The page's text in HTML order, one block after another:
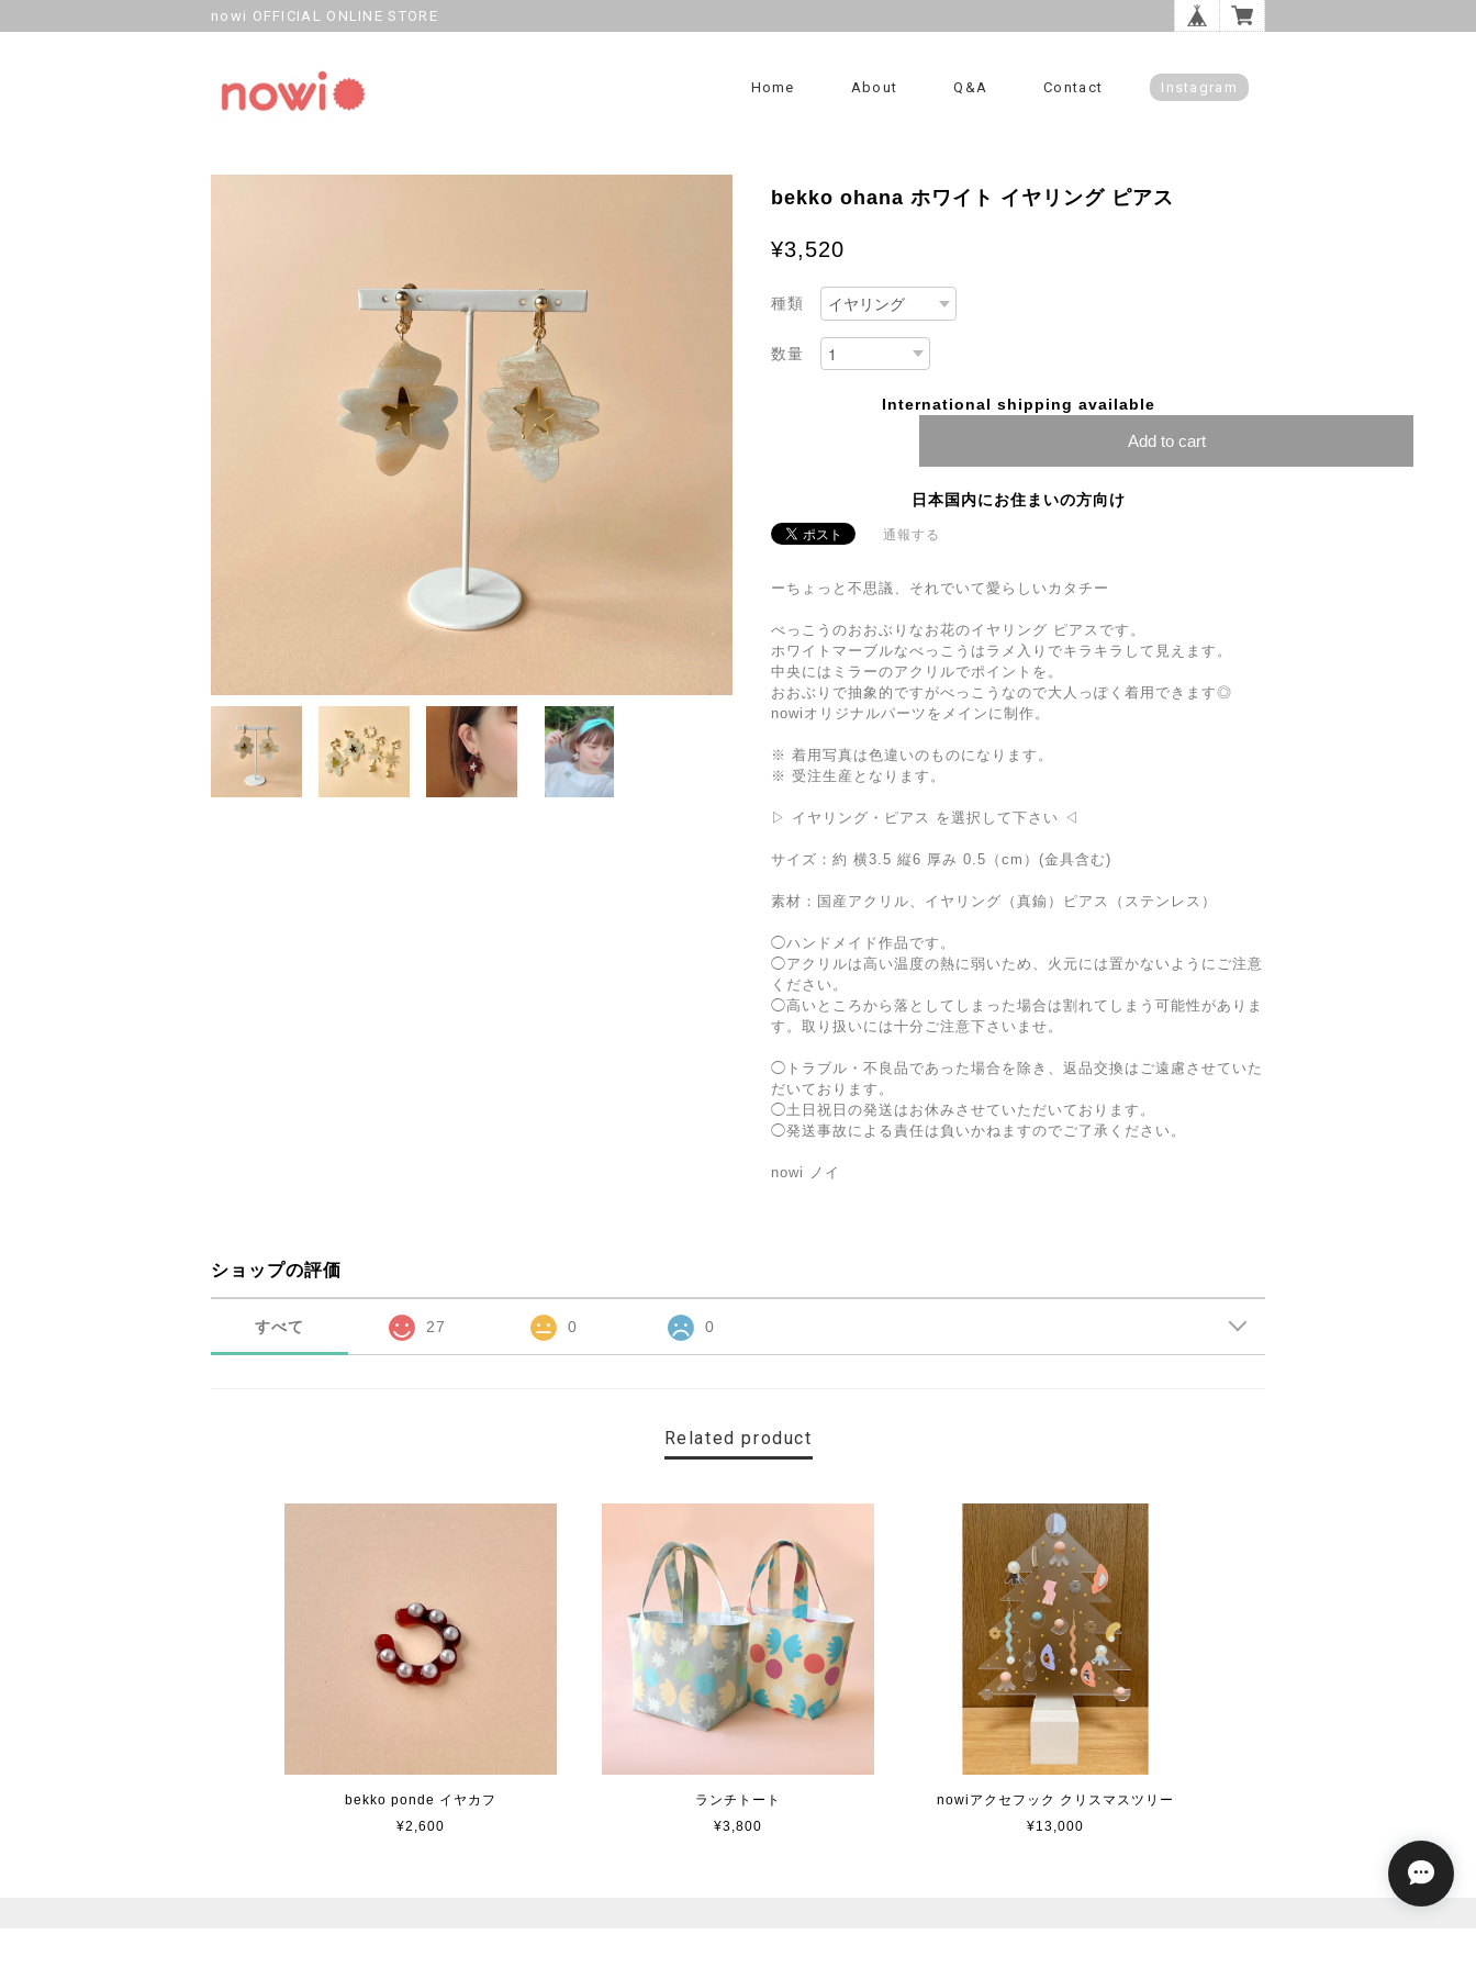
nowi OFFICIAL ONLINE STORE
Home About Q&A Contact Instagram
bekko ohana ホワイト イヤリング ピアス
¥3,520
種類
数量
International shipping available
Add to cart
日本国内にお住まいの方向け
通報する
ーちょっと不思議、それでいて愛らしいカタチー
べっこうのおおぶりなお花のイヤリング ピアスです。
ホワイトマーブルなべっこうはラメ入りでキラキラして見えます。
中央にはミラーのアクリルでポイントを。
おおぶりで抽象的ですがべっこうなので大人っぽく着用できます◎
nowiオリジナルパーツをメインに制作。
※ 着用写真は色違いのものになります。
※ 受注生産となります。
▷ イヤリング・ピアス を選択して下さい ◁
サイズ：約 横3.5 縦6 厚み 0.5（cm）(金具含む)
素材：国産アクリル、イヤリング（真鍮）ピアス（ステンレス）
◯ハンドメイド作品です。
◯アクリルは高い温度の熱に弱いため、火元には置かないようにご注意
ください。
◯高いところから落としてしまった場合は割れてしまう可能性がありま
す。取り扱いには十分ご注意下さいませ。
◯トラブル・不良品であった場合を除き、返品交換はご遠慮させていた
だいております。
◯土日祝日の発送はお休みさせていただいております。
◯発送事故による責任は負いかねますのでご了承ください。
nowi ノイ
ショップの評価
すべて 27 0 0
Related product
bekko ponde イヤカフ
¥2,600
ランチトート
¥3,800
nowiアクセフック クリスマスツリー
¥13,000